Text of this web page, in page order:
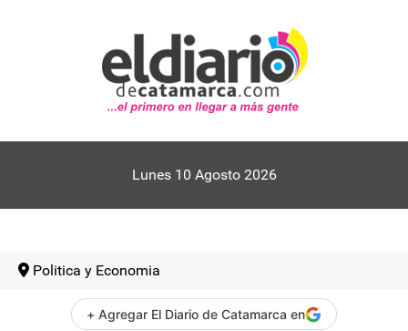
Lunes 10 Agosto 2026
Politica y Economia
+ Agregar El Diario de Catamarca en